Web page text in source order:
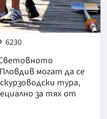
6230
могат да се
тура,
за тях от